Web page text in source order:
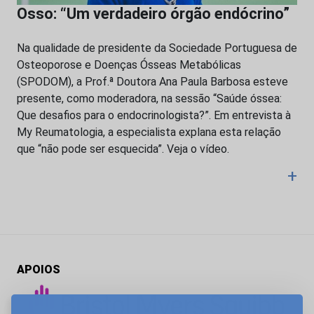
Osso: “Um verdadeiro órgão endócrino”
Na qualidade de presidente da Sociedade Portuguesa de
Osteoporose e Doenças Ósseas Metabólicas
(SPODOM), a Prof.ª Doutora Ana Paula Barbosa esteve
presente, como moderadora, na sessão “Saúde óssea:
Que desafios para o endocrinologista?”. Em entrevista à
My Reumatologia, a especialista explana esta relação
que “não pode ser esquecida”. Veja o vídeo.
+
APOIOS